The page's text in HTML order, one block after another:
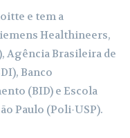
e tem a
Healthineers,
Agência Brasileira de
Banco
(BID) e Escola
Paulo (Poli-USP).